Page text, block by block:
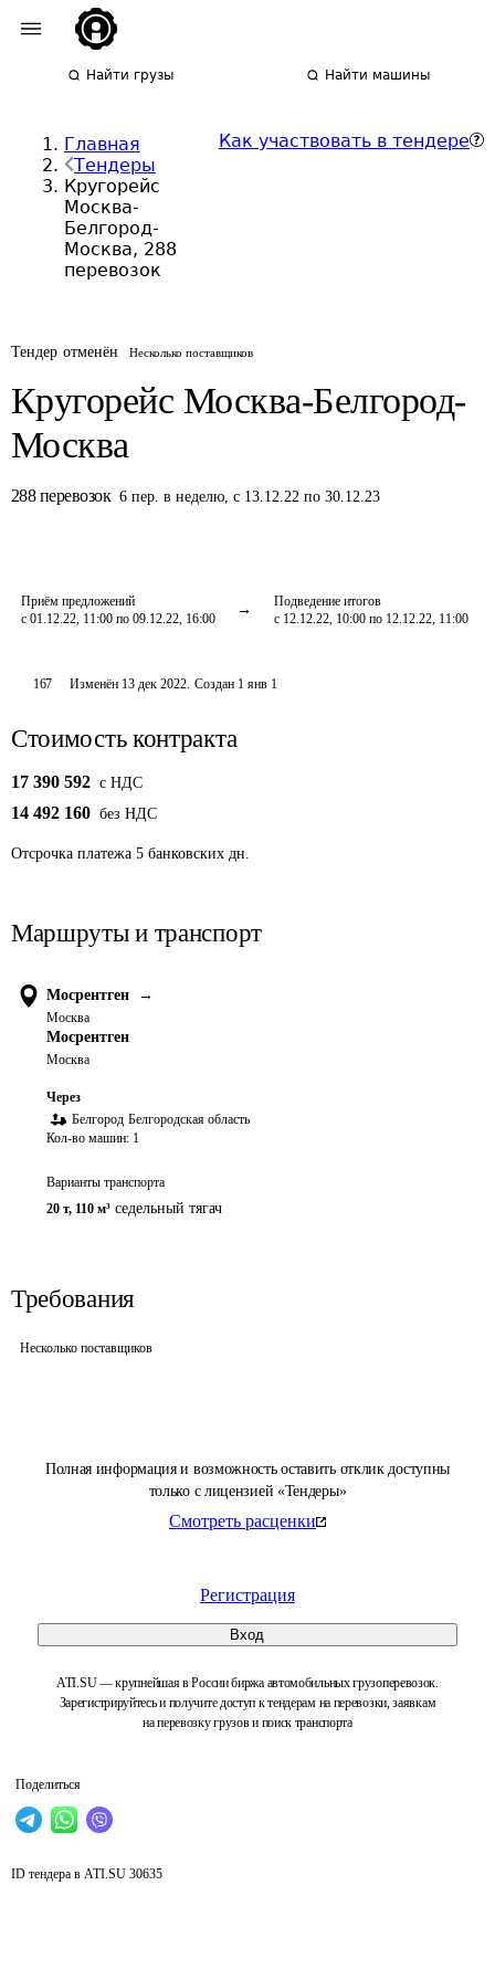
Найти грузы Найти машины
Главная
Тендеры
Кругорейс
Москва-
Белгород-
Москва, 288
перевозок
Как участвовать в тендере
Тендер отменён Несколько поставщиков
Кругорейс Москва-Белгород-
Москва
288 перевозок 6 пер. в неделю,с 13.12.22 по 30.12.23
Приём предложений
с 01.12.22, 11:00 по 09.12.22, 16:00
Подведение итогов
с 12.12.22, 10:00 по 12.12.22, 11:00
Полная информация и возможность оставить отклик доступны
только с лицензией «Тендеры»
Смотреть расценки
Регистрация
Вход
ATI.SU — крупнейшая в России биржа автомобильных грузоперевозок.
Зарегистрируйтесь и получите доступ к тендерам на перевозки, заявкам
на перевозку грузов и поиск транспорта
Поделиться
167 Изменён 13 дек 2022. Создан 1 янв 1
Стоимость контракта
17 390 592 c НДС
14 492 160 без НДС
Отсрочка платежа 5 банковских дн.
Маршруты и транспорт
Мосрентген →
Москва
Мосрентген
Москва
Через
Белгород Белгородская область
Кол-во машин: 1
Варианты транспорта
20 т, 110 м³ седельный тягач
Требования
Несколько поставщиков
ID тендера в ATI.SU 30635